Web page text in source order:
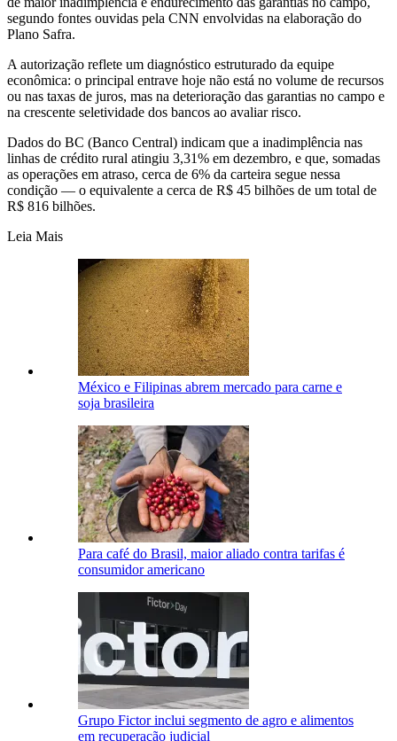
segundo fontes ouvidas pela CNN envolvidas na elaboração do
Plano Safra.
A autorização reflete um diagnóstico estruturado da equipe
econômica: o principal entrave hoje não está no volume de recursos
ou nas taxas de juros, mas na deterioração das garantias no campo e
na crescente seletividade dos bancos ao avaliar risco.
Dados do BC (Banco Central) indicam que a inadimplência nas
linhas de crédito rural atingiu 3,31% em dezembro, e que, somadas
as operações em atraso, cerca de 6% da carteira segue nessa
condição — o equivalente a cerca de R$ 45 bilhões de um total de
R$ 816 bilhões.
Leia Mais
México e Filipinas abrem mercado para carne e
soja brasileira
Para café do Brasil, maior aliado contra tarifas é
consumidor americano
Grupo Fictor inclui segmento de agro e alimentos
em recuperação judicial